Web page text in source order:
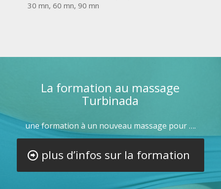
30 mn, 60 mn, 90 mn
La formation au massage
Turbinada
une formation à un nouveau massage pour ….
plus d’infos sur la formation